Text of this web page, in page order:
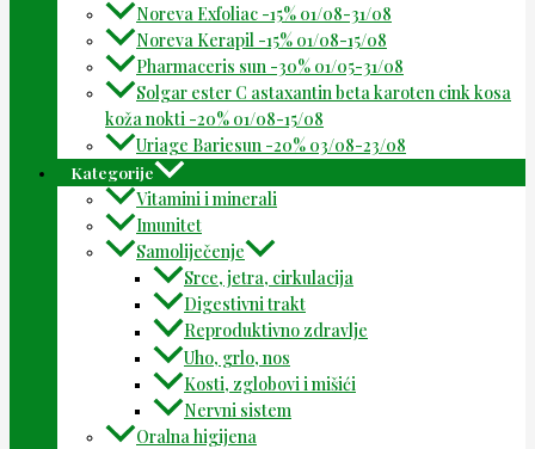
Noreva Exfoliac -15% 01/08-31/08
Noreva Kerapil -15% 01/08-15/08
Pharmaceris sun -30% 01/05-31/08
Solgar ester C astaxantin beta karoten cink kosa
koža nokti -20% 01/08-15/08
Uriage Bariesun -20% 03/08-23/08
Kategorije
Vitamini i minerali
Imunitet
Samoliječenje
Srce, jetra, cirkulacija
Digestivni trakt
Reproduktivno zdravlje
Uho, grlo, nos
Kosti, zglobovi i mišići
Nervni sistem
Oralna higijena